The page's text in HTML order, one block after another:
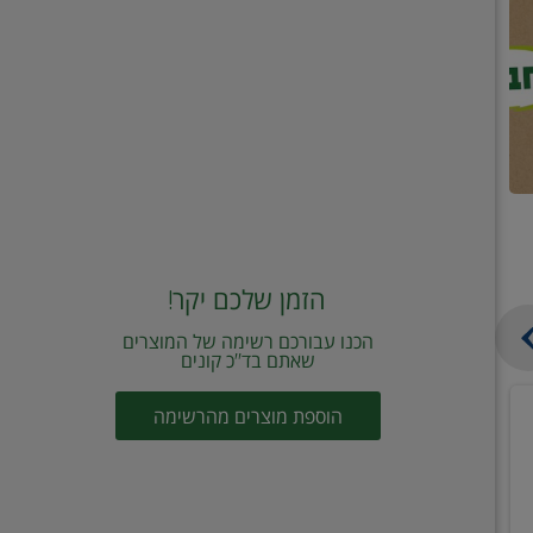
הזמן שלכם יקר!
הכנו עבורכם רשימה של המוצרים
שאתם בד"כ קונים
הוספת מוצרים מהרשימה